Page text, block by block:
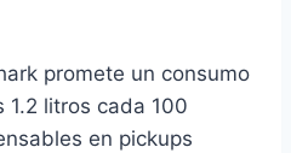
promete un consumo
1.2 litros cada 100
en pickups